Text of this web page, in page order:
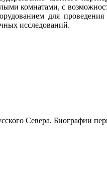
комнатами, с
для
исследований.
Севера. Биографии